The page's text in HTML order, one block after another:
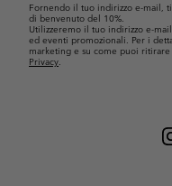
Fornendo il tuo indirizzo e-mail,
di benvenuto del 10%.
Utilizzeremo il tuo indirizzo e-
ed eventi promozionali. Per i
marketing e su come puoi
Privacy.